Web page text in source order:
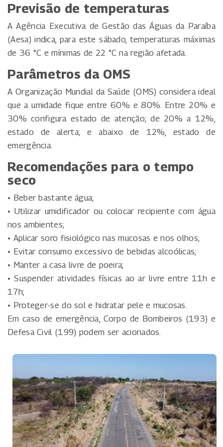
Previsão de temperaturas
A Agência Executiva de Gestão das Águas da Paraíba
(Aesa) indica, para este sábado, temperaturas máximas
de 36 °C e mínimas de 22 °C na região afetada.
Parâmetros da OMS
A Organização Mundial da Saúde (OMS) considera ideal
que a umidade fique entre 60% e 80%. Entre 20% e
30% configura estado de atenção; de 20% a 12%,
estado de alerta; e abaixo de 12%, estado de
emergência.
Recomendações para o tempo
seco
• Beber bastante água;
• Utilizar umidificador ou colocar recipiente com água
nos ambientes;
• Aplicar soro fisiológico nas mucosas e nos olhos;
• Evitar consumo excessivo de bebidas alcoólicas;
• Manter a casa livre de poeira;
• Suspender atividades físicas ao ar livre entre 11h e
17h;
• Proteger-se do sol e hidratar pele e mucosas.
Em caso de emergência, Corpo de Bombeiros (193) e
Defesa Civil (199) podem ser acionados.